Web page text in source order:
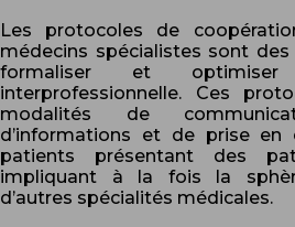
Les protocoles de
médecins spécialistes sont
formaliser et
interprofessionnelle. Ces
modalités de
d’informations et de prise en
patients présentant des
impliquant à la fois la
d’autres spécialités médicales.